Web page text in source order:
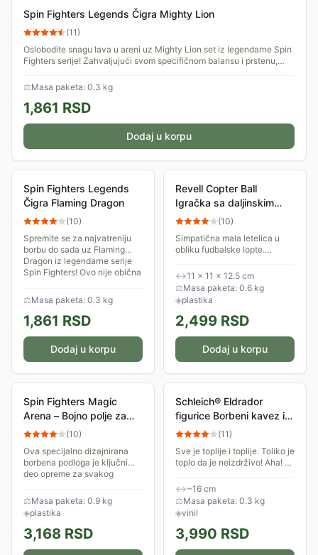
Spin Fighters Legends Čigra Mighty Lion
(11)
Oslobodite snagu lava u areni uz Mighty Lion set iz legendarne Spin
Fighters serije! Zahvaljujući svom specifičnom balansu i prstenu,
⚖Masa paketa: 0.3 kg
1,861 RSD
Dodaj u korpu
Spin Fighters Legends
Čigra Flaming Dragon
(10)
Spremite se za najvatreniju
borbu do sada uz Flaming
Dragon iz legendarne serije
Spin Fighters! Ovo nije obična
mašina...
⚖Masa paketa: 0.3 kg
1,861 RSD
Dodaj u korpu
Revell Copter Ball
Igračka sa daljinskim
upravljanjem 24974
(10)
Simpatična mala letelica u
obliku fudbalske lopte.
osvetljenje. Njome se upravlja
preko daljinskog upravljača.
↔11 × 11 × 12.5 cm
⚖Masa paketa: 0.6 kg
◈plastika
2,499 RSD
Dodaj u korpu
Spin Fighters Magic
Arena – Bojno polje za
vrhunske šampione
(10)
Ova specijalno dizajnirana
borbena podloga je ključni
deo opreme za svakog
specifičan, aerodinamični
oblik usmerava sve borce...
⚖Masa paketa: 0.9 kg
◈plastika
3,168 RSD
Schleich® Eldrador
figurice Borbeni kavez i
vatrena hijena 42674
(11)
Sve je toplije i toplije. Toliko je
toplo da je neizdrživo! Aha! U
kojim caruje Schleich®
ELDRADOR® figura Vatrena
hijena....
↔~16 cm
⚖Masa paketa: 0.3 kg
◈vinil
3,990 RSD